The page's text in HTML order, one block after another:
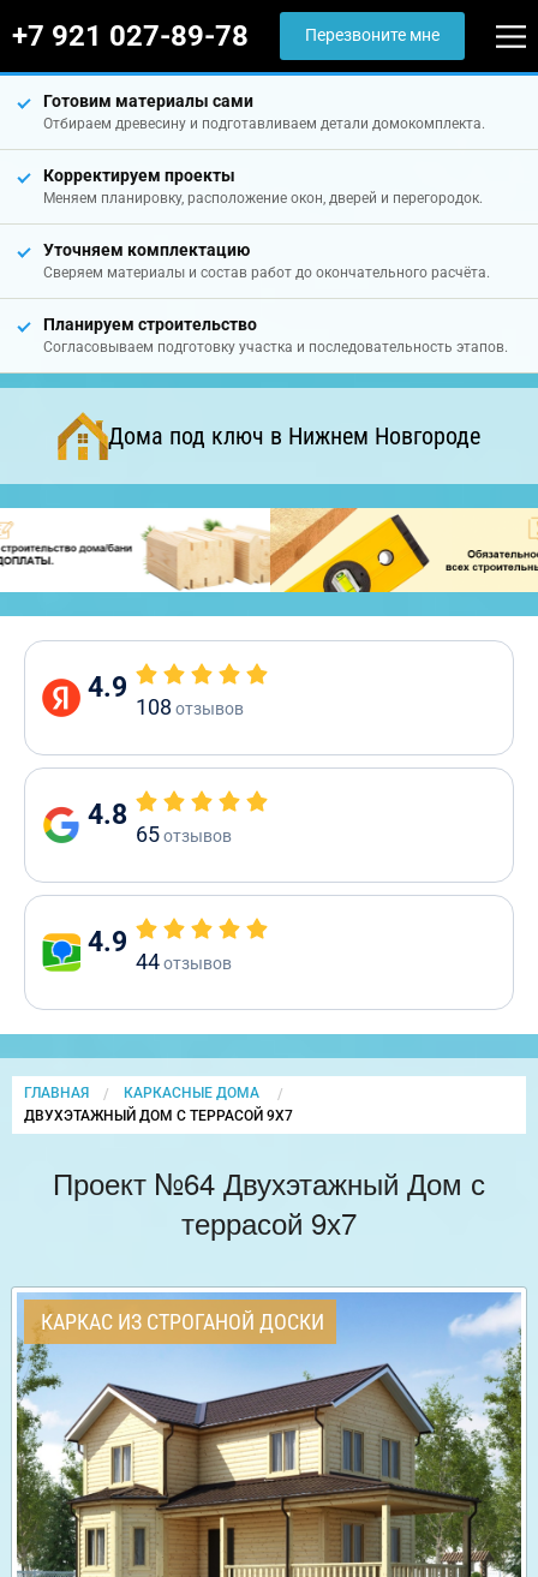
+7 921 027-89-78 Перезвоните мне
Готовим материалы сами
Отбираем древесину и подготавливаем детали домокомплекта.
Корректируем проекты
Меняем планировку, расположение окон, дверей и перегородок.
Уточняем комплектацию
Сверяем материалы и состав работ до окончательного расчёта.
Планируем строительство
Согласовываем подготовку участка и последовательность этапов.
Дома под ключ в Нижнем Новгороде
4.9
108 отзывов
4.8
65отзывов
4.9
44отзывов
ГЛАВНАЯ
КАРКАСНЫЕ ДОМА
CURRENT:
ДВУХЭТАЖНЫЙ ДОМ С ТЕРРАСОЙ 9Х7
Проект №64 Двухэтажный Дом с
террасой 9х7
КАРКАС ИЗ СТРОГАНОЙ ДОСКИ